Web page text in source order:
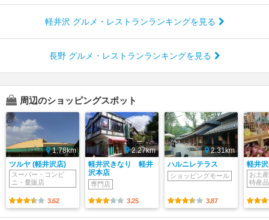
軽井沢 グルメ・レストランランキングを見る
長野 グルメ・レストランランキングを見る
周辺のショッピングスポット
1.78km
ツルヤ (軽井沢店)
スーパー・コンビ
ニ・量販店
3.62
2.27km
軽井沢きなり 軽井
沢本店
専門店
3.25
2.31km
ハルニレテラス
ショッピングモール
3.87
軽井
お土
特産品